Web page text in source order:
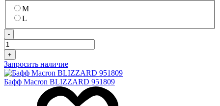
M
L
-
+
Запросить наличие
Бафф Macron BLIZZARD 951809